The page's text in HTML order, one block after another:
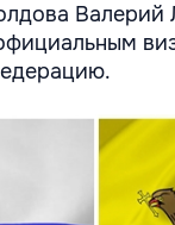
Валерий